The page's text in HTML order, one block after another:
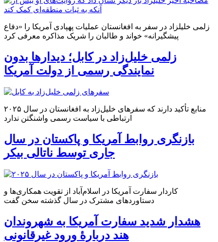
زلمی خلیلزاد در سفر به افغانستان عملیات پهپادی آمریکا را «دفاع
پیشگیرانه» خواند و طالبان را شریک مذاکره معرفی کرد
زلمی خلیل‌زاد در کابل؛ دیدارها بدون
نمایندگی رسمی از دولت آمریکا
منابع تأکید دارند که سفرهای خلیل‌زاد به افغانستان در سال ۲۰۲۵
ارتباطی با سیاست رسمی واشنگتن ندارد
بازنگری روابط آمریکا و پاکستان در سال
جاری توسط ناتالی بیکر
کاردار سفارت آمریکا در اسلام‌آباد از تقویت همکاری‌ها و
دستاوردهای مشترک در سال گذشته سخن گفت
هشدار شدید سفارت آمریکا به شهروندان
هند دربارهٔ ورود غیرقانونی